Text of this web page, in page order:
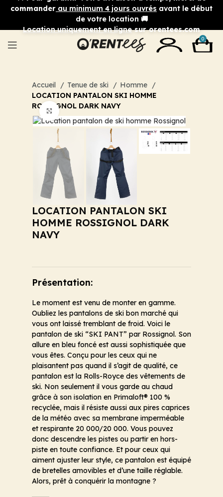
commander au minimum 4 jours ouvrés avant le début
de votre location 🚚
Location uniquement en lignesur orentees.com
0
Accueil Tenue de ski
Homme
LOCATION PANTALON SKI HOMME
ROSSIGNOL DARK NAVY
Cliquez pour agrandir
LOCATION PANTALON SKI
HOMME ROSSIGNOL DARK
NAVY
Présentation:
Le moment est venu de monter en gamme.
Oubliez les pantalons de ski bon marché qui
vous ont laissé tremblant de froid. Voici le
pantalon de ski “SKI PANT” par Rossignol. Son
allure en bleu foncé est aussi sophistiquée que
vous êtes. Conçu pour les ceux qui ne
plaisantent pas quand il s’agit de qualité, ce
pantalon est la Rolls-Royce des vêtements de
ski. Non seulement il vous garde au chaud
grâce à son isolation en Primaloft® 100 %
recyclée, mais il résiste aussi aux pires caprices
de la météo avec sa membrane imperméable
et respirante 20 000/20 000. Vous pouvez
donc descendre les pistes ou partir en hors-
piste en toute confiance. Et pour ceux qui
aiment ajuster leur style, ce pantalon est équipé
de bretelles amovibles et d’une taille réglable.
Alors, prêt à conquérir la montagne ?